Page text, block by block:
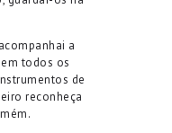
a
todos os
de
reconheça